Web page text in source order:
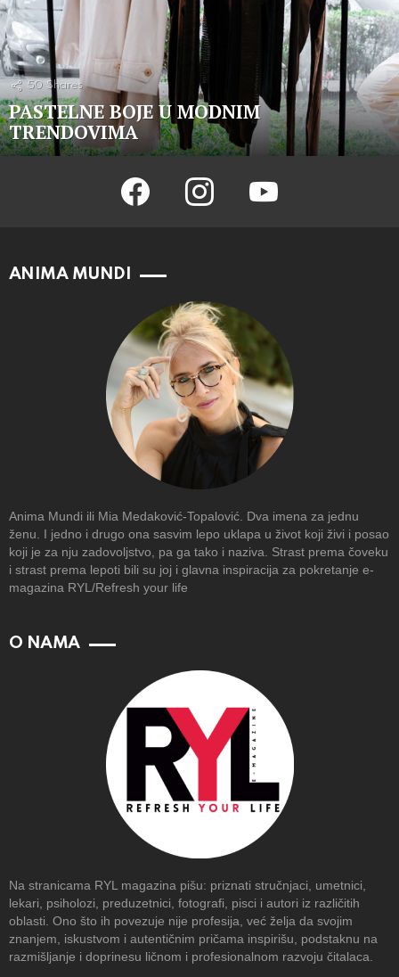
50 Shares
PASTELNE BOJE U MODNIM
TRENDOVIMA
facebook instagram youtube
ANIMA MUNDI
Anima Mundi ili Mia Medaković-Topalović. Dva imena za jednu
ženu. I jedno i drugo ona sasvim lepo uklapa u život koji živi i posao
koji je za nju zadovoljstvo, pa ga tako i naziva. Strast prema čoveku
i strast prema lepoti bili su joj i glavna inspiracija za pokretanje e-
magazina RYL/Refresh your life
O NAMA
Na stranicama RYL magazina pišu: priznati stručnjaci, umetnici,
lekari, psiholozi, preduzetnici, fotografi, pisci i autori iz različitih
oblasti. Ono što ih povezuje nije profesija, već želja da svojim
znanjem, iskustvom i autentičnim pričama inspirišu, podstaknu na
razmišljanje i doprinesu ličnom i profesionalnom razvoju čitalaca.